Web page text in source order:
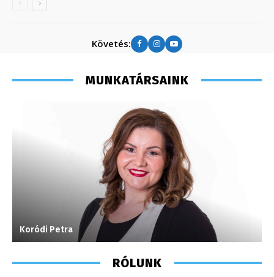
Követés:
MUNKATÁRSAINK
Koródi Petra
RÓLUNK